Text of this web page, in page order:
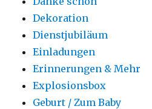
Dekoration
Dienstjubiläum
Einladungen
Erinnerungen & Mehr
Explosionsbox
Geburt / Zum Baby